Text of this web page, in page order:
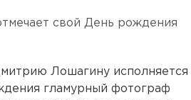
свой День рождения
Лошагину исполняется
гламурный фотограф